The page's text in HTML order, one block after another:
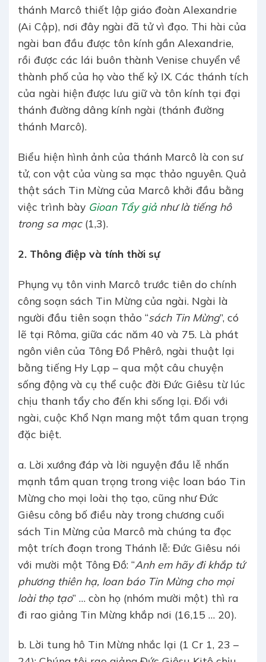
thánh Marcô thiết lập giáo đoàn Alexandrie
(Ai Cập), nơi đây ngài đã tử vì đạo. Thi hài của
ngài ban đầu được tôn kính gần Alexandrie,
rồi được các lái buôn thành Venise chuyển về
thành phố của họ vào thế kỷ IX. Các thánh tích
của ngài hiện được lưu giữ và tôn kính tại đại
thánh đường dâng kính ngài (thánh đường
thánh Marcô).
Biểu hiện hình ảnh của thánh Marcô là con sư
tử, con vật của vùng sa mạc thảo nguyên. Quả
thật sách Tin Mừng của Marcô khởi đầu bằng
việc trình bày Gioan Tẩy giảnhư là tiếng hô
trong sa mạc(1,3).
2. Thông điệp và tính thời sự
Phụng vụ tôn vinh Marcô trước tiên do chính
công soạn sách Tin Mừng của ngài. Ngài là
người đầu tiên soạn thảo “sách Tin Mừng”, có
lẽ tại Rôma, giữa các năm 40 và 75. Là phát
ngôn viên của Tông Đồ Phêrô, ngài thuật lại
bằng tiếng Hy Lạp – qua một câu chuyện
sống động và cụ thể cuộc đời Đức Giêsu từ lúc
chịu thanh tẩy cho đến khi sống lại. Đối với
ngài, cuộc Khổ Nạn mang một tầm quan trọng
đặc biệt.
a. Lời xướng đáp và lời nguyện đầu lễ nhấn
mạnh tầm quan trọng trong việc loan báo Tin
Mừng cho mọi loài thọ tạo, cũng như Đức
Giêsu công bố điều này trong chương cuối
sách Tin Mừng của Marcô mà chúng ta đọc
một trích đoạn trong Thánh lễ: Đức Giêsu nói
với mười một Tông Đồ: “Anh em hãy đi khắp tứ
phương thiên hạ, loan báo Tin Mừng cho mọi
loài thọ tạo” … còn họ (nhóm mười một) thì ra
đi rao giảng Tin Mừng khắp nơi (16,15 … 20).
b. Lời tung hô Tin Mừng nhắc lại (1 Cr 1, 23 –